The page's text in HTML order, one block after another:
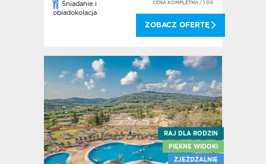
Śniadanie i
obiadokolacja
CENA KOMPLETNA / 1 OS
ZOBACZ OFERTĘ
RAJ DLA RODZIN
PIĘKNE WIDOKI
ZJEŻDŻALNIE